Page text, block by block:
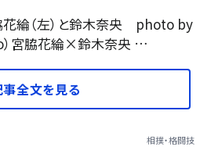
綸（左）と鈴木奈央 photo by
宮脇花綸×鈴木奈央 …
全文を見る
相撲・格闘技